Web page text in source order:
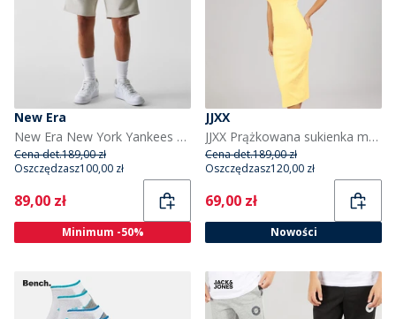
New Era
New Era New York Yankees szorty kamienne dla niego kolor Stn
Cena det.189,00 zł
Oszczędzasz100,00 zł
Current
89,00 zł
Minimum -50%
JJXX
JJXX Prążkowana sukienka maxi dla niej kolor French Vanilla
Cena det.189,00 zł
Oszczędzasz120,00 zł
Current
69,00 zł
Nowości